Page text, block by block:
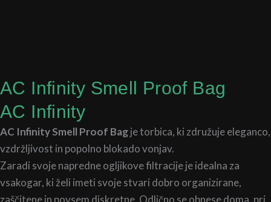
AC Infinity Smell Proof Bag
AC Infinity
AC Infinity Smell Proof Bagje torbica, ki združuje eleganco,
vzdržljivost in popolno blokado vonjav.
Zaradi svoje napredne ogljikove filtracije je idealna za
vsakogar, ki želi imeti svoje stvari dobro organizirane,
zaščitene in povsem diskretne. Odlično se obnese doma, pri